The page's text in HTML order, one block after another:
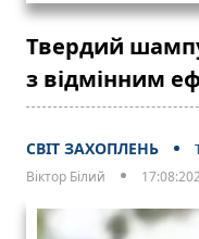
Твердий
з відмінним
СВІТ ЗАХОПЛЕНЬ
Віктор Білий